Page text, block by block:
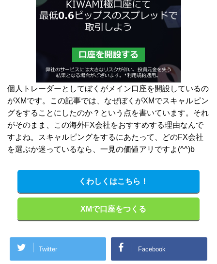
個人トレーダーとしてぼくがメイン口座を開設しているの
がXMです。この記事では、なぜぼくがXMでスキャルピン
グをすることにしたのか？という点を書いています。それ
がそのまま、この海外FX会社をおすすめする理由なんで
すよね。スキャルピングをするにあたって、どのFX会社
を選ぶか迷っているなら、一見の価値アリですよ(^^)b
くわしくはこちら！
XMで口座をつくる
Twitter Facebook